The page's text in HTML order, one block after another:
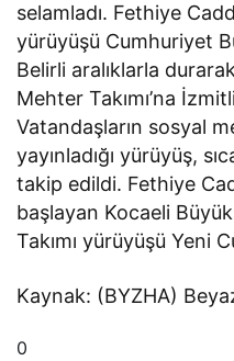
selamladı. Fethiye
yürüyüşü Cumhuriyet
Belirli aralıklarla
Mehter Takımı’na
Vatandaşların sosyal
yayınladığı yürüyüş,
takip edildi. Fethiye
başlayan Kocaeli
Takımı yürüyüşü Yeni
Kaynak: (BYZHA)
0